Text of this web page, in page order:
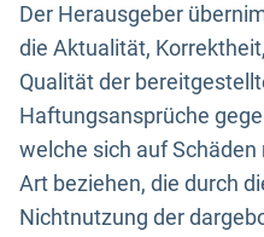
Der Herausgeber
die Aktualität,
Qualität der
Haftungsansprüche
welche sich auf
Art beziehen, die durch
Nichtnutzung der